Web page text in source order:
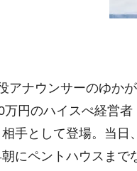
ナウンサーのゆか
万円のハイスぺ経営
手として登場。当
にペントハウスま